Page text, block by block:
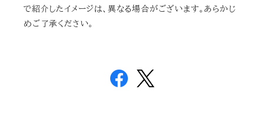
で紹介したイメージは、異なる場合がございます。あらかじ
めご了承ください。